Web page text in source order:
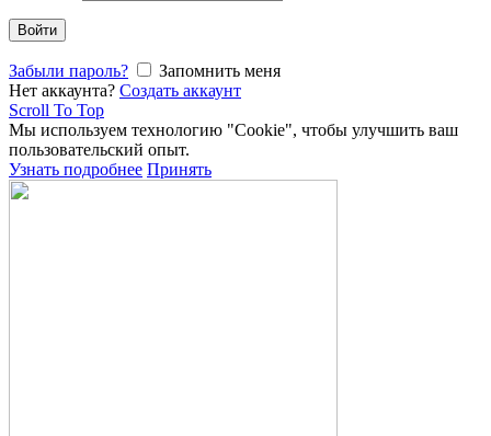
Войти
Забыли пароль?
Запомнить меня
Нет аккаунта? Создать аккаунт
Scroll To Top
Мы используем технологию "Cookie", чтобы улучшить ваш
пользовательский опыт.
Узнать подробнее Принять